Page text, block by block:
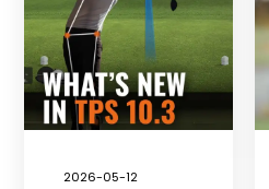
2026-05-12